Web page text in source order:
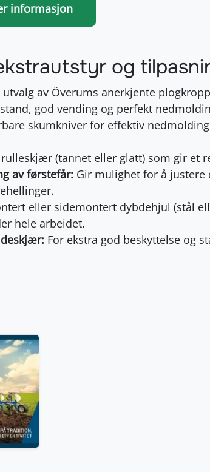
informasjon
og
utvalg av Överums anerkjente
god vending og perfekt
skumkniver for effektiv
(tannet eller glatt) som gir et
av førstefår: Gir mulighet for å
eller sidemontert dybdehjul (stål
hele arbeidet.
For ekstra god beskyttelse og